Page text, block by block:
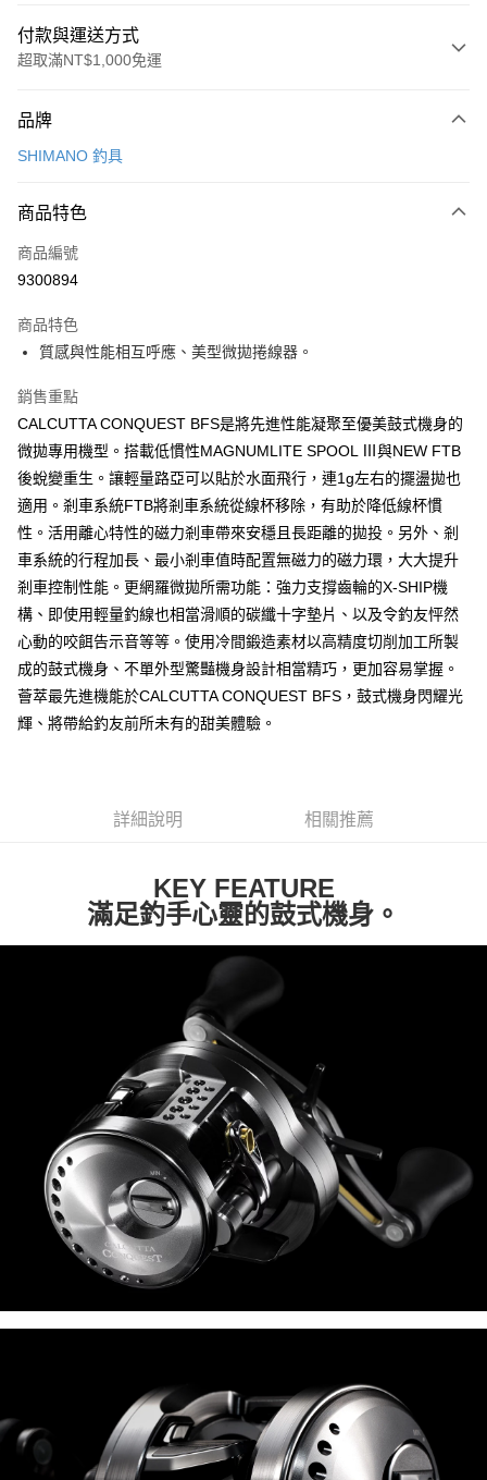
付款與運送方式
超取滿NT$1,000免運
信用卡一次付款
LINE Pay
Apple Pay
Google Pay
ATM付款
運送方式
全家取貨付款
每筆NT$100，滿NT$1,000(含以上)免運費
7-11取貨付款
每筆NT$100，滿NT$1,000(含以上)免運費
7-11取貨(快速到店)
每筆NT$100，滿NT$1,000(含以上)免運費
新竹貨運
品牌
SHIMANO 釣具
商品特色
商品編號
9300894
商品特色
質感與性能相互呼應、美型微拋捲線器。
銷售重點
CALCUTTA CONQUEST BFS是將先進性能凝聚至優美鼓式機身的
微拋專用機型。搭載低慣性MAGNUMLITE SPOOL Ⅲ與NEW FTB
後蛻變重生。讓輕量路亞可以貼於水面飛行，連1g左右的擺盪拋也
適用。剎車系統FTB將剎車系統從線杯移除，有助於降低線杯慣
性。活用離心特性的磁力剎車帶來安穩且長距離的拋投。另外、剎
車系統的行程加長、最小剎車值時配置無磁力的磁力環，大大提升
剎車控制性能。更網羅微拋所需功能：強力支撐齒輪的X-SHIP機
構、即使用輕量釣線也相當滑順的碳纖十字墊片、以及令釣友怦然
心動的咬餌告示音等等。使用冷間鍛造素材以高精度切削加工所製
成的鼓式機身、不單外型驚豔機身設計相當精巧，更加容易掌握。
薈萃最先進機能於CALCUTTA CONQUEST BFS，鼓式機身閃耀光
輝、將帶給釣友前所未有的甜美體驗。
詳細說明 相關推薦
KEY FEATURE
滿足釣手心靈的鼓式機身。